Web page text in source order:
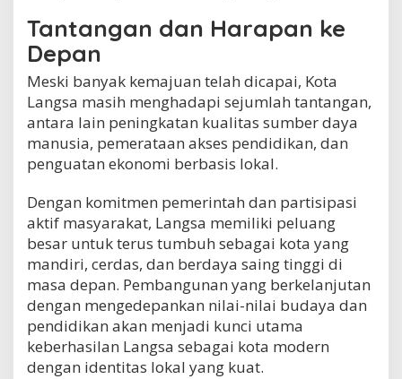
Tantangan dan Harapan ke
Depan
Meski banyak kemajuan telah dicapai, Kota
Langsa masih menghadapi sejumlah tantangan,
antara lain peningkatan kualitas sumber daya
manusia, pemerataan akses pendidikan, dan
penguatan ekonomi berbasis lokal.
Dengan komitmen pemerintah dan partisipasi
aktif masyarakat, Langsa memiliki peluang
besar untuk terus tumbuh sebagai kota yang
mandiri, cerdas, dan berdaya saing tinggi di
masa depan. Pembangunan yang berkelanjutan
dengan mengedepankan nilai-nilai budaya dan
pendidikan akan menjadi kunci utama
keberhasilan Langsa sebagai kota modern
dengan identitas lokal yang kuat.